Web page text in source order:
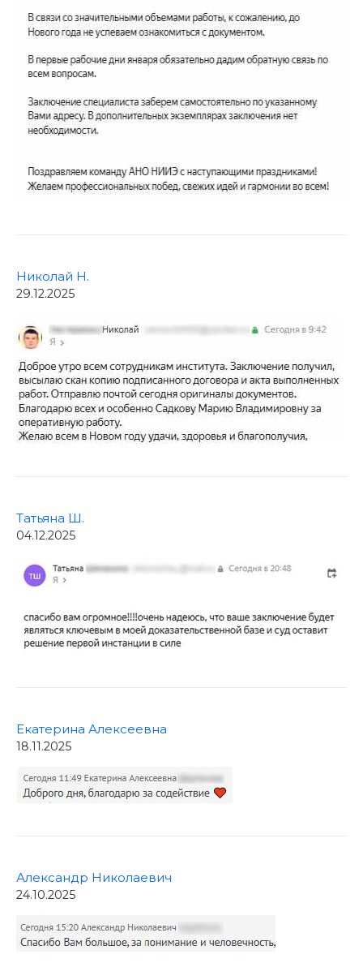
Николай Н.
29.12.2025
Татьяна Ш.
04.12.2025
Екатерина Алексеевна
18.11.2025
Александр Николаевич
24.10.2025